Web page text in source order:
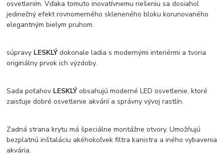
osvetlením. Vďaka tomuto inovatívnemu riešeniu sa dosiahol
jedinečný efekt rovnomerného skleneného bloku korunovaného
elegantným bielym pruhom.
súpravy LESKLÝdokonale ladia s modernými interiérmi a tvoria
originálny prvok ich výzdoby.
Sada poťahov LESKLÝobsahujú moderné LED osvetlenie, ktoré
zaisťuje dobré osvetlenie akvárií a správny vývoj rastlín.
Zadná strana krytu má špeciálne montážne otvory. Umožňujú
bezplatnú inštaláciu akéhokoľvek filtra kanistra a iného vybavenia
akvária.